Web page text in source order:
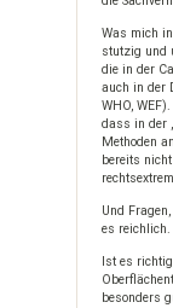
Was mich
stutzig und
die in der
auch in der
WHO,
dass in der
Methoden
bereits
Und
es
Ist es
besonders